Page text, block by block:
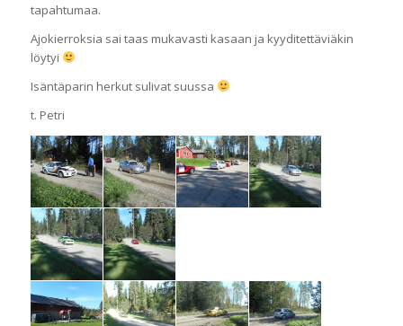
tapahtumaa.
Ajokierroksia sai taas mukavasti kasaan ja kyyditettäviäkin
löytyi
Isäntäparin herkut sulivat suussa
t. Petri